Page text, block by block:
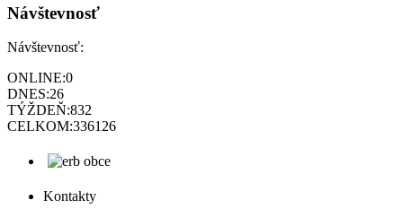
Návštevnosť
Návštevnosť:
ONLINE:0
DNES:26
TÝŽDEŇ:832
CELKOM:336126
Kontakty